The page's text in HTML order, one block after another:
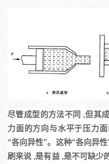
尽管成型的方法不同 ,但其
力面的方向与水平于压力
“各向异性”。 这种“各向异
刷来说 ,是有益 ,是不可缺少